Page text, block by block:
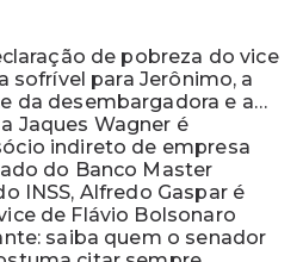
de pobreza do vice
sofrível para Jerônimo, a
da desembargadora e a
o MP baiano
Jaques Wagner é
indireto de empresa
do Banco Master
INSS, Alfredo Gaspar é
de Flávio Bolsonaro
saiba quem o senador